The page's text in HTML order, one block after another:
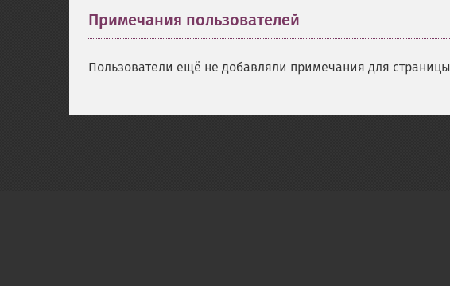
Примечания пользователей
Пользователи ещё не добавляли примечания для страницы